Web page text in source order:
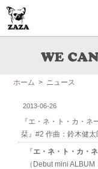
ホーム > ニュース
2013-06-26
『エ・ネ・ト・カ・
栞』#2 作曲：鈴木健
『エ・ネ・ト・カ・
（Debut mini ALBUM